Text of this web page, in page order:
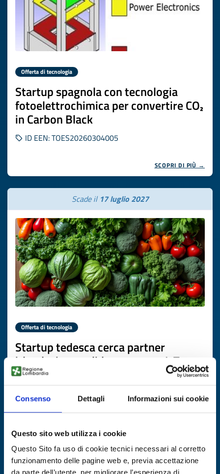
Consenso Dettagli Informazioni sui cookie
Questo sito web utilizza i cookie
Questo Sito fa uso di cookie tecnici necessari al corretto
funzionamento delle pagine web e, previa accettazione
Offerta di tecnologia
Startup spagnola con tecnologia
fotoelettrochimica per convertire CO₂
in Carbon Black
ID EEN: TOES20260304005
SCOPRI DI PIÙ →
Scade il 17 luglio 2027
Offerta di tecnologia
Startup tedesca cerca partner
irlandesi per validare sensore IoT per
gestione azoto
ID EEN: TODE20260701016
Scade il13 aprile 2027